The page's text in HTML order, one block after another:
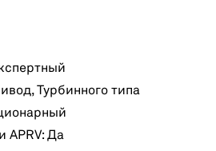
Турбинного типа
APRV: Да